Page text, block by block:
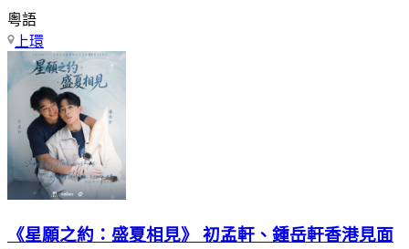
粵語
上環
《星願之約：盛夏相見》 初孟軒、鍾岳軒香港見面